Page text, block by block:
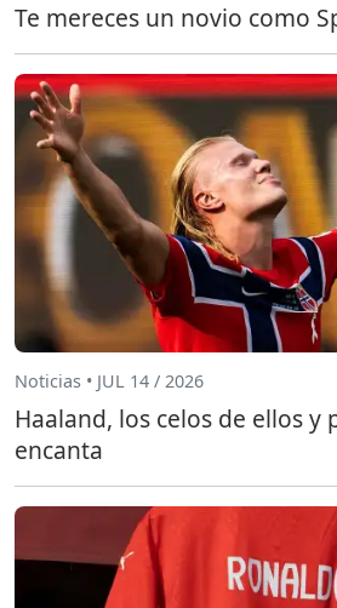
Te mereces un novio como
Noticias • JUL 14 / 2026
Haaland, los celos de ellos y
encanta